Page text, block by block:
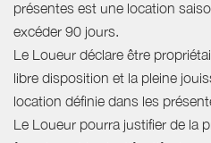
présentes est une location
excéder 90 jours.
Le Loueur déclare être
libre disposition et la pleine
location définie dans les
Le Loueur pourra justifier de la